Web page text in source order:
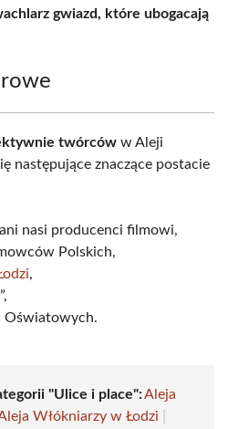
gwiazd, które ubogacają
twórców w Aleji
następujące znaczące postacie
nasi producenci filmowi,
Polskich,
,
"Ulice i place":Aleja
Włókniarzy w Łodzi